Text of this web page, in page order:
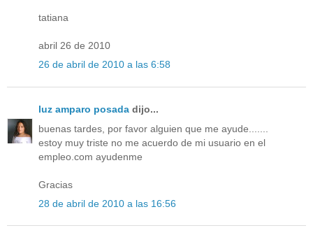
tatiana
abril 26 de 2010
26 de abril de 2010 a las 6:58
luz amparo posada dijo...
buenas tardes, por favor alguien que me ayude.......
estoy muy triste no me acuerdo de mi usuario en el
empleo.com ayudenme
Gracias
28 de abril de 2010 a las 16:56